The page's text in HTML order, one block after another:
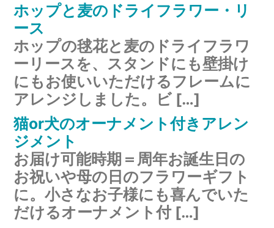
ホップと麦のドライフラワー・リ
ース
ホップの毬花と麦のドライフラワ
ーリースを、スタンドにも壁掛け
にもお使いいただけるフレームに
アレンジしました。ビ […]
猫or犬のオーナメント付きアレン
ジメント
お届け可能時期＝周年お誕生日の
お祝いや母の日のフラワーギフト
に。小さなお子様にも喜んでいた
だけるオーナメント付 […]